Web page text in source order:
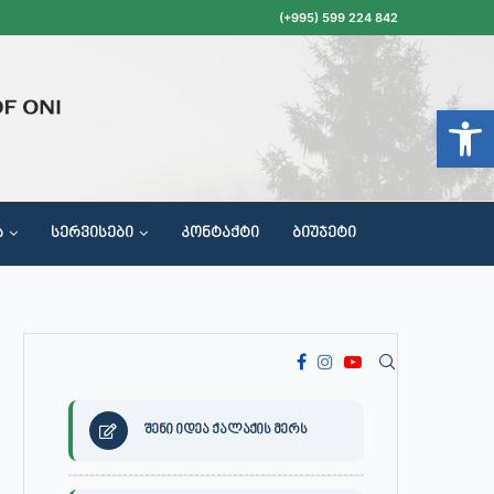
(+995) 599 224 842
ᲡᲔᲠᲕᲘᲡᲔᲑᲘ ᲙᲝᲜᲢᲐᲥᲢᲘ ᲑᲘᲣᲯᲔᲢᲘ
შენი იდეა ქალაქის მერს